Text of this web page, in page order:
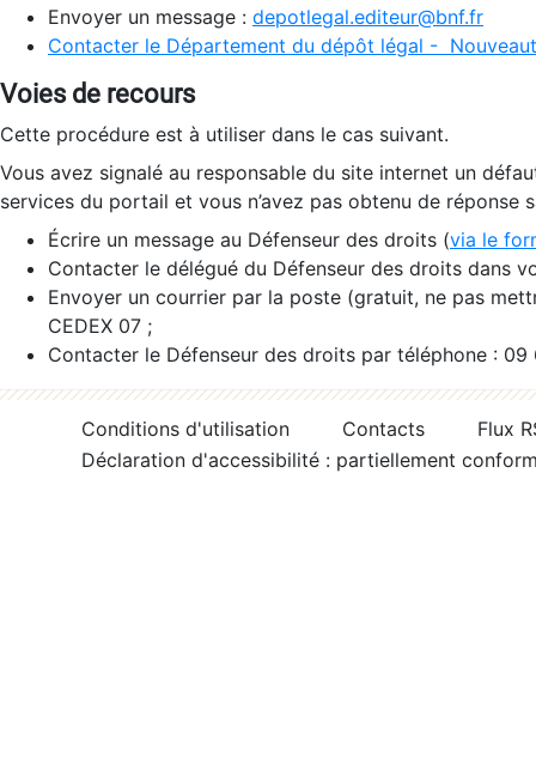
Envoyer un message : depotlegal.editeur@bnf.fr
Contacter le Département du dépôt légal -
Voies de recours
Cette procédure est à utiliser dans le cas suivant.
Vous avez signalé au responsable du site internet un
services du portail et vous n’avez pas obtenu de réponse
Écrire un message au Défenseur des droits (via le
Contacter le délégué du Défenseur des droits dans
Envoyer un courrier par la poste (gratuit, ne pas
CEDEX 07 ;
Contacter le Défenseur des droits par téléphone :
Conditions d'utilisation Contacts
Flux
Déclaration d'accessibilité : partiellement